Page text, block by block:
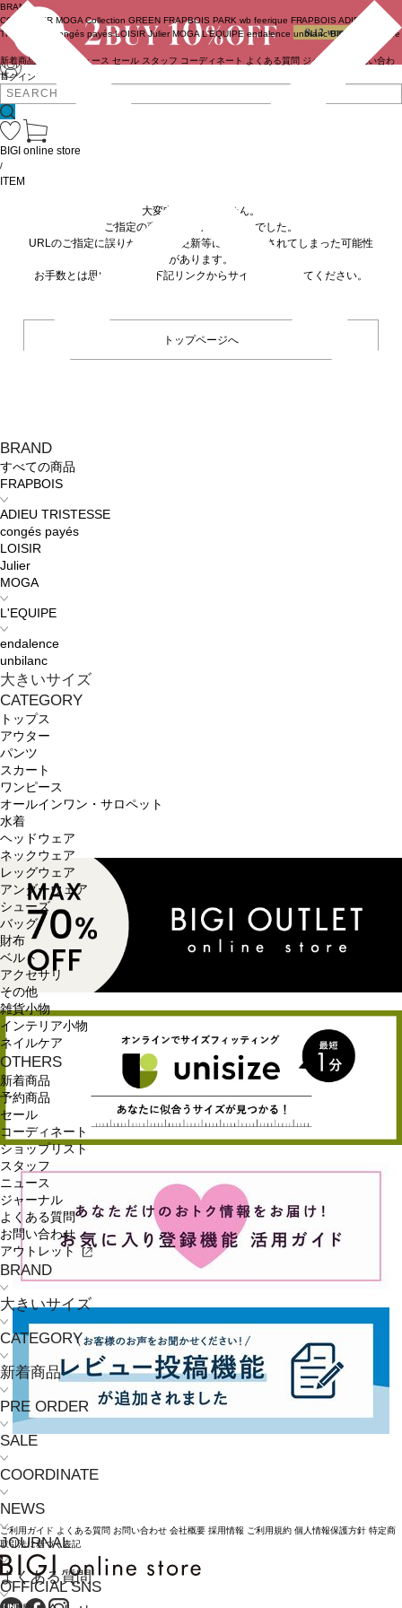
ログイン
BRAND
COUTURIER MOGA Collection GREEN FRAPBOIS PARK wb feerique FRAPBOIS ADIEU
TRISTESSE
congés payés LOISIR Julier MOGA L'EQUIPE endalence unbilanc BIGI online store
新着商品 ニュース セール スタッフ コーディネート よくある質問 ジャーナル
お問い合わ
せ
BRAND
すべての商品
FRAPBOIS
ADIEU TRISTESSE
congés payés
LOISIR
Julier
MOGA
L'EQUIPE
endalence
unbilanc
大きいサイズ
CATEGORY
トップス
アウター
パンツ
スカート
ワンピース
オールインワン・サロペット
水着
ヘッドウェア
ネックウェア
レッグウェア
アンダーウェア
シューズ
バッグ
財布
ベルト
アクセサリ
その他
雑貨小物
インテリア小物
ネイルケア
OTHERS
新着商品
予約商品
セール
コーディネート
ショップリスト
スタッフ
ニュース
ジャーナル
よくある質問
お問い合わせ
アウトレット
BRAND
大きいサイズ
CATEGORY
新着商品
PRE ORDER
SALE
COORDINATE
NEWS
JOURNAL
よくある質問
BIGI online store
/
ITEM
大変申し訳ありません。
ご指定の商品が見つかりませんでした。
URLのご指定に誤りがあるか、更新等に伴い削除されてしまった可能性
があります。
お手数とは思いますが、下記リンクからサイトへ移動してください。
トップページへ
ご利用ガイド よくある質問 お問い合わせ 会社概要 採用情報 ご利用規約 個人情報保護方針 特定商
取引法に基づく表記
OFFICIAL SNS